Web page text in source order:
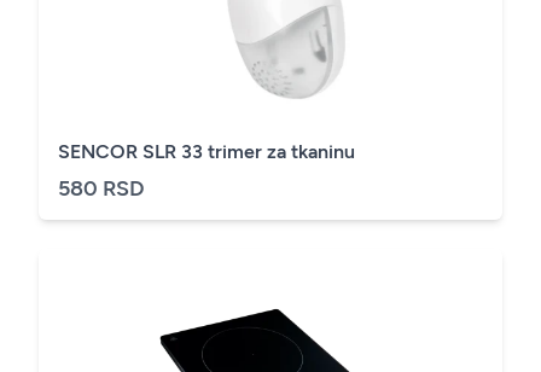
SENCOR SLR 33 trimer za tkaninu
580 RSD